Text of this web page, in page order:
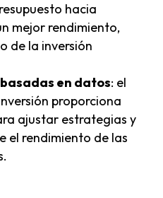
hacia
mejor rendimiento,
de la inversión
en datos: el
proporciona
ajustar estrategias y
el rendimiento de las